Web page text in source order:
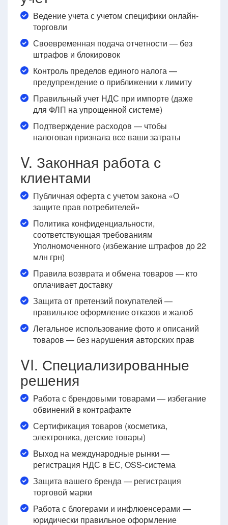
Ведение учета с учетом специфики онлайн-
торговли
Своевременная подача отчетности — без
штрафов и блокировок
Контроль пределов единого налога —
предупреждение о приближении к лимиту
Правильный учет НДС при импорте (даже
для ФЛП на упрощенной системе)
Подтверждение расходов — чтобы
налоговая признала все ваши затраты
V. Законная работа с
клиентами
Публичная оферта с учетом закона «О
защите прав потребителей»
Политика конфиденциальности,
соответствующая требованиям
Уполномоченного (избежание штрафов до 22
млн грн)
Правила возврата и обмена товаров — кто
оплачивает доставку
Защита от претензий покупателей —
правильное оформление отказов и жалоб
Легальное использование фото и описаний
товаров — без нарушения авторских прав
VI. Специализированные
решения
Работа с брендовыми товарами — избегание
обвинений в контрафакте
Сертификация товаров (косметика,
электроника, детские товары)
Выход на международные рынки —
регистрация НДС в ЕС, OSS-система
Защита вашего бренда — регистрация
торговой марки
Работа с блогерами и инфлюенсерами —
юридически правильное оформление